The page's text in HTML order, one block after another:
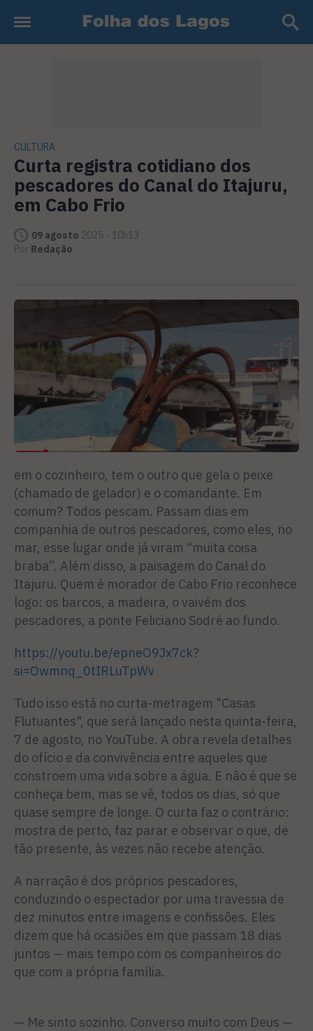
CULTURA
Curta registra cotidiano dos
pescadores do Canal do Itajuru,
em Cabo Frio
09 agosto 2025 - 10h13
Por Redação
em o cozinheiro, tem o outro que gela o peixe
(chamado de gelador) e o comandante. Em
comum? Todos pescam. Passam dias em
companhia de outros pescadores, como eles, no
mar, esse lugar onde já viram “muita coisa
braba”. Além disso, a paisagem do Canal do
Itajuru. Quem é morador de Cabo Frio reconhece
logo: os barcos, a madeira, o vaivém dos
pescadores, a ponte Feliciano Sodré ao fundo.
https://youtu.be/epneO9Jx7ck?
si=Owmnq_0tIRLuTpWv
Tudo isso está no curta-metragem "Casas
Flutuantes", que será lançado nesta quinta-feira,
7 de agosto, no YouTube. A obra revela detalhes
do ofício e da convivência entre aqueles que
constroem uma vida sobre a água. E não é que se
conheça bem, mas se vê, todos os dias, só que
quase sempre de longe. O curta faz o contrário:
mostra de perto, faz parar e observar o que, de
tão presente, às vezes não recebe atenção.
A narração é dos próprios pescadores,
conduzindo o espectador por uma travessia de
dez minutos entre imagens e confissões. Eles
dizem que há ocasiões em que passam 18 dias
juntos — mais tempo com os companheiros do
que com a própria família.
— Me sinto sozinho. Converso muito com Deus —